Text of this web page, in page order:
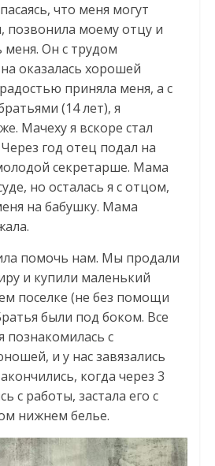
что меня могут
позвонила моему отцу и
меня. Он с трудом
оказалась хорошей
приняла меня, а с
(14 лет), я
Мачеху я вскоре стал
год отец подал на
секретарше. Мама
но осталась я с отцом,
на бабушку. Мама
помочь нам. Мы продали
и купили маленький
поселке (не без помощи
были под боком. Все
познакомилась с
и у нас завязались
когда через 3
с работы, застала его с
нижнем белье.